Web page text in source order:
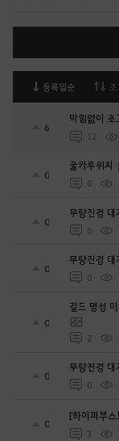
등록일순
6
막힘없이 초
12
0
굶카루위치
0
0
무량진경 대
0
0
무량진경 대
0
0
길드 명성
2
0
무량진경 대
0
0
[하이퍼부
3